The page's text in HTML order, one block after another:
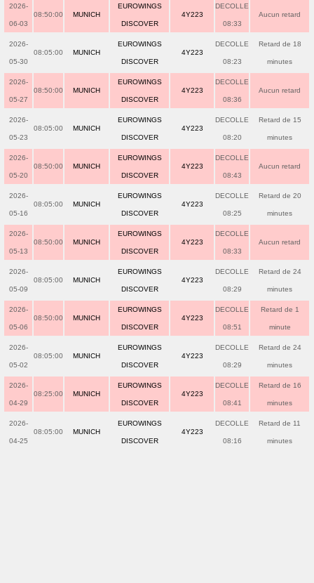
2026-
06-03
08:50:00 MUNICH
EUROWINGS
DISCOVER
4Y223
DECOLLE
08:33
Aucun retard
2026-
05-30
08:05:00 MUNICH
EUROWINGS
DISCOVER
4Y223
DECOLLE
08:23
Retard de 18
minutes
2026-
05-27
08:50:00 MUNICH
EUROWINGS
DISCOVER
4Y223
DECOLLE
08:36
Aucun retard
2026-
05-23
08:05:00 MUNICH
EUROWINGS
DISCOVER
4Y223
DECOLLE
08:20
Retard de 15
minutes
2026-
05-20
08:50:00 MUNICH
EUROWINGS
DISCOVER
4Y223
DECOLLE
08:43
Aucun retard
2026-
05-16
08:05:00 MUNICH
EUROWINGS
DISCOVER
4Y223
DECOLLE
08:25
Retard de 20
minutes
2026-
05-13
08:50:00 MUNICH
EUROWINGS
DISCOVER
4Y223
DECOLLE
08:33
Aucun retard
2026-
05-09
08:05:00 MUNICH
EUROWINGS
DISCOVER
4Y223
DECOLLE
08:29
Retard de 24
minutes
2026-
05-06
08:50:00 MUNICH
EUROWINGS
DISCOVER
4Y223
DECOLLE
08:51
Retard de 1
minute
2026-
05-02
08:05:00 MUNICH
EUROWINGS
DISCOVER
4Y223
DECOLLE
08:29
Retard de 24
minutes
2026-
04-29
08:25:00 MUNICH
EUROWINGS
DISCOVER
4Y223
DECOLLE
08:41
Retard de 16
minutes
2026-
04-25
08:05:00 MUNICH
EUROWINGS
DISCOVER
4Y223
DECOLLE
08:16
Retard de 11
minutes